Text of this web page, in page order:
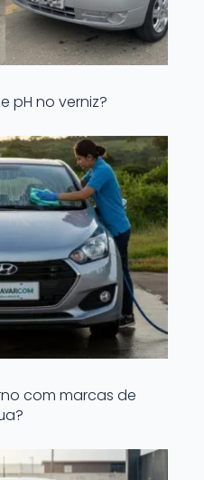
pH no verniz?
com marcas de